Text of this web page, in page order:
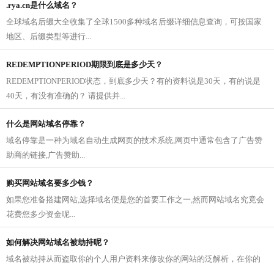
.rya.cn是什么域名？
全球域名后缀大全收集了全球1500多种域名后缀详细信息查询，可按国家
地区、后缀类型等进行...
REDEMPTIONPERIOD期限到底是多少天？
REDEMPTIONPERIOD状态，到底多少天？有的资料说是30天，有的说是
40天，有没有准确的？ 请提供并...
什么是网站域名停靠？
域名停靠是一种为域名自动生成网页的技术系统,网页中通常包含了广告赞
助商的链接,广告赞助...
购买网站域名要多少钱？
如果您准备搭建网站,选择域名便是您的首要工作之一,然而网站域名究竟会
花费您多少资金呢...
如何解决网站域名被劫持呢？
域名被劫持从而盗取你的个人用户资料来修改你的网站的泛解析，在你的